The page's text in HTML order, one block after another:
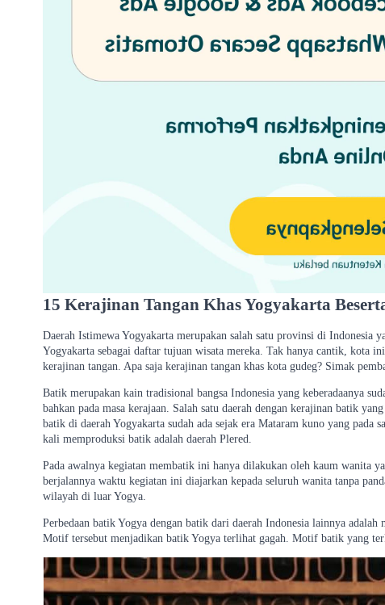
15 Kerajinan Tangan Khas Yogyakarta
Daerah Istimewa Yogyakarta merupakan salah satu provinsi di Indonesia
Yogyakarta sebagai daftar tujuan wisata mereka. Tak hanya cantik, kota
kerajinan tangan. Apa saja kerajinan tangan khas kota gudeg? Simak
Batik merupakan kain tradisional bangsa Indonesia yang keberadaanya
bahkan pada masa kerajaan. Salah satu daerah dengan kerajinan batik
batik di daerah Yogyakarta sudah ada sejak era Mataram kuno yang pada
kali memproduksi batik adalah daerah Plered.
Pada awalnya kegiatan membatik ini hanya dilakukan oleh kaum wanita
berjalannya waktu kegiatan ini diajarkan kepada seluruh wanita tanpa
wilayah di luar Yogya.
Perbedaan batik Yogya dengan batik dari daerah Indonesia lainnya
Motif tersebut menjadikan batik Yogya terlihat gagah. Motif batik yang